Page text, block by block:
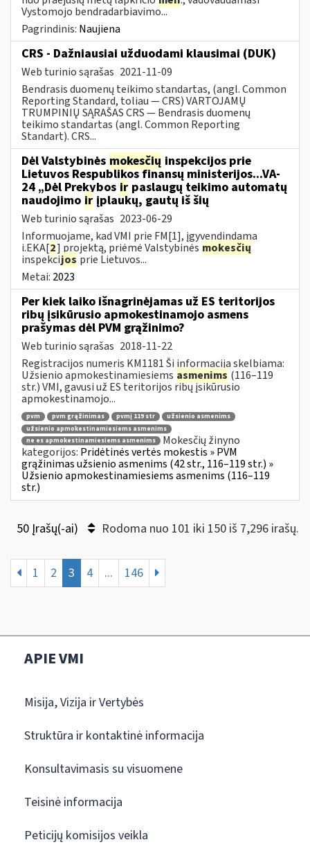
Vystomojo bendradarbiavimo...
Pagrindinis: Naujiena
CRS - Dažniausiai užduodami klausimai (DUK)
Web turinio sąrašas 2021-11-09
Bendrasis duomenų teikimo standartas, (angl. Common
Reporting Standard, toliau — CRS) VARTOJAMŲ
TRUMPINIŲ SĄRAŠAS CRS — Bendrasis duomenų
teikimo standartas (angl. Common Reporting
Standart). CRS...
Dėl Valstybinės mokesčių inspekcijos prie
Lietuvos Respublikos finansų ministerijos...VA-
24 „Dėl Prekybos ir paslaugų teikimo automatų
naudojimo ir įplaukų, gautų iš šių
Web turinio sąrašas 2023-06-29
Informuojame, kad VMI prie FM[1], įgyvendindama
i.EKA[2] projektą, priėmė Valstybinės mokesčių
inspekcijos prie Lietuvos...
Metai: 2023
Per kiek laiko išnagrinėjamas už ES teritorijos
ribų įsikūrusio apmokestinamojo asmens
prašymas dėl PVM grąžinimo?
Web turinio sąrašas 2018-11-22
Registracijos numeris KM1181 Ši informacija skelbiama:
Užsienio apmokestinamiesiems asmenims (116–119
str.) VMI, gavusi už ES teritorijos ribų įsikūrusio
apmokestinamojo...
pvm pvm grąžinimas pvmį 119 str
užsienio asmenims
užsienio apmokestinamiesiems asmenims
ne es apmokestinamiesiems asmenims
Mokesčių žinyno
kategorijos: Pridėtinės vertės mokestis » PVM
grąžinimas užsienio asmenims (42 str., 116–119 str.) »
Užsienio apmokestinamiesiems asmenims (116–119
str.)
50 Įrašų(-ai) Rodoma nuo 101 iki 150 iš 7,296 irašų.
1 2 3 4 ... 146
APIE VMI
Misija, Vizija ir Vertybės
Struktūra ir kontaktinė informacija
Konsultavimasis su visuomene
Teisinė informacija
Peticijų komisijos veikla